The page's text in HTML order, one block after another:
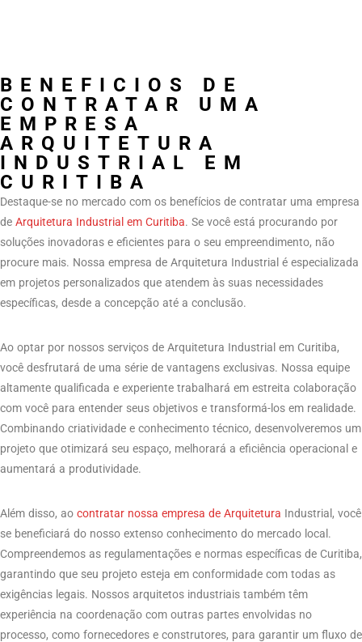
BENEFICIOS DE
CONTRATAR UMA
EMPRESA
ARQUITETURA
INDUSTRIAL EM
CURITIBA
Destaque-se no mercado com os benefícios de contratar uma empresa
de Arquitetura Industrial em Curitiba. Se você está procurando por
soluções inovadoras e eficientes para o seu empreendimento, não
procure mais. Nossa empresa de Arquitetura Industrial é especializada
em projetos personalizados que atendem às suas necessidades
específicas, desde a concepção até a conclusão.
Ao optar por nossos serviços de Arquitetura Industrial em Curitiba,
você desfrutará de uma série de vantagens exclusivas. Nossa equipe
altamente qualificada e experiente trabalhará em estreita colaboração
com você para entender seus objetivos e transformá-los em realidade.
Combinando criatividade e conhecimento técnico, desenvolveremos um
projeto que otimizará seu espaço, melhorará a eficiência operacional e
aumentará a produtividade.
Além disso, ao contratar nossa empresa de Arquitetura Industrial, você
se beneficiará do nosso extenso conhecimento do mercado local.
Compreendemos as regulamentações e normas específicas de Curitiba,
garantindo que seu projeto esteja em conformidade com todas as
exigências legais. Nossos arquitetos industriais também têm
experiência na coordenação com outras partes envolvidas no
processo, como fornecedores e construtores, para garantir um fluxo de